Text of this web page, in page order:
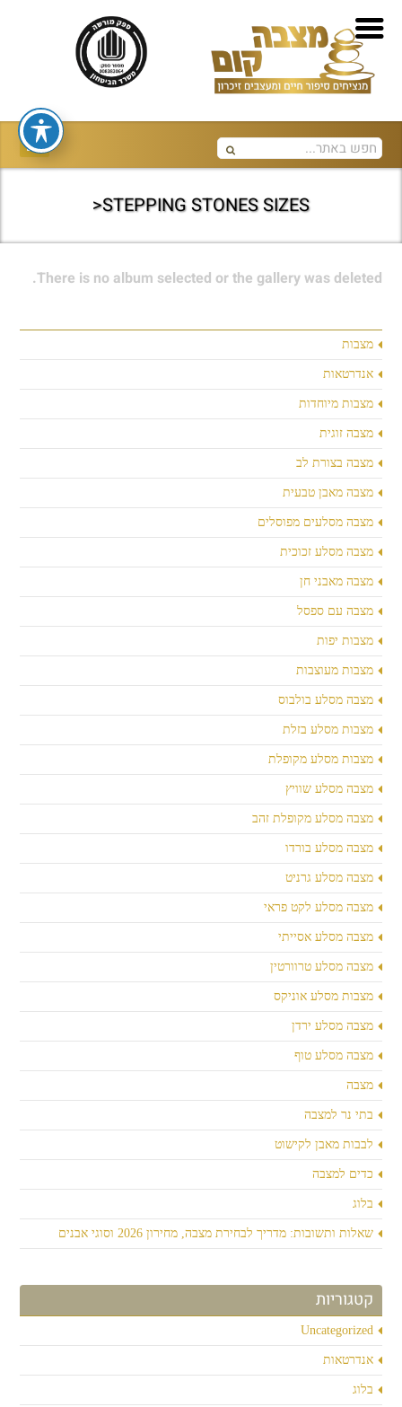
STEPPING STONES SIZES<
מצבות
אנדרטאות
מצבות מיוחדות
מצבה זוגית
מצבה בצורת לב
מצבה מאבן טבעית
מצבה מסלעים מפוסלים
מצבה מסלע זכוכית
מצבה מאבני חן
מצבה עם ספסל
מצבות יפות
מצבות מעוצבות
מצבה מסלע בולבוס
מצבות מסלע בזלת
מצבות מסלע מקופלת
מצבה מסלע שוויץ
מצבה מסלע מקופלת זהב
מצבה מסלע בורדו
מצבה מסלע גרניט
מצבה מסלע לקט פראי
מצבה מסלע אסייתי
מצבה מסלע טרוורטין
מצבות מסלע אוניקס
מצבה מסלע ירדן
מצבה מסלע טוף
מצבה
בתי נר למצבה
לבבות מאבן לקישוט
כדים למצבה
בלוג
שאלות ותשובות: מדריך לבחירת מצבה, מחירון 2026 וסוגי אבנים
קטגוריות
Uncategorized
אנדרטאות
בלוג
There is no album selected or the gallery was deleted.